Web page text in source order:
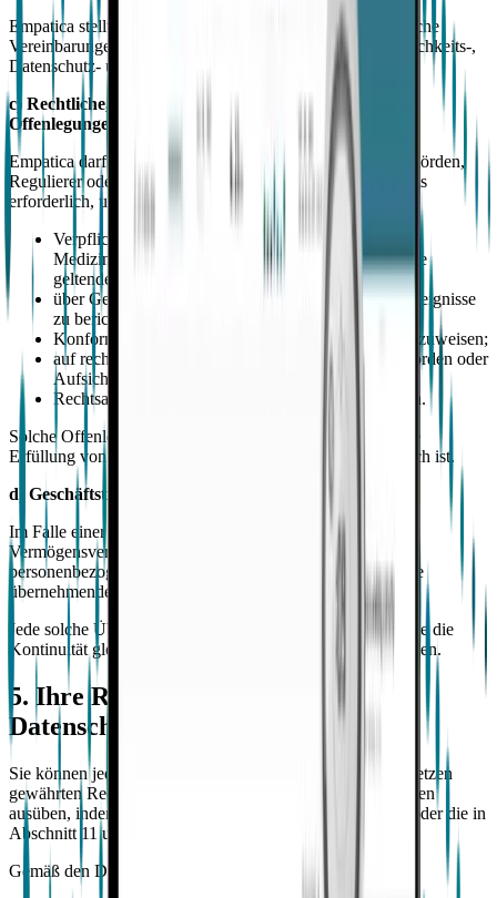
Empatica stellt sicher, dass alle Dienstleister durch schriftliche
Vereinbarungen gebunden sind, die angemessene Vertraulichkeits-,
Datenschutz- und Sicherheitsverpflichtungen auferlegen.
c) Rechtliche, aufsichtliche und sicherheitsbezogene
Offenlegungen
Empatica darf personenbezogene Daten an zuständige Behörden,
Regulierer oder andere öffentliche Stellen weitergeben, falls
erforderlich, um:
Verpflichtungen unter der EU-Verordnung über
Medizinprodukte (EU) 2017/745 (MDR) oder andere
geltende Gesetze einzuhalten;
über Gerätesicherheitsvorfälle oder unerwünschte Ereignisse
zu berichten oder diese zu untersuchen;
Konformität bei Regelaudits oder Inspektionen nachzuweisen;
auf rechtmäßige Anfragen von Strafverfolgungsbehörden oder
Aufsichtsbehörden zu reagieren; oder
Rechtsansprüche geltend zu machen oder auszuüben.
Solche Offenlegungen sind auf das beschränkt, was für die
Erfüllung von Empaticas Rechtsverpflichtungen erforderlich ist.
d) Geschäftstransaktionen
Im Falle einer Fusion, Übernahme, Umstrukturierung oder
Vermögensverkaufs, an dem Empatica beteiligt ist, können
personenbezogene Daten als Teil dieser Transaktion auf die
übernehmende oder Nachfolgeentität übertragen werden.
Jede solche Übertragung erfolgt nur unter Bedingungen, die die
Kontinuität gleichwertiger Datenschutzgarantien sicherstellen.
5. Ihre Rechte als Betroffener und
Datenschutzbeauftragter
Sie können jederzeit die Ihnen gemäß den Datenschutzgesetzen
gewährten Rechte bezüglich Ihrer personenbezogenen Daten
ausüben, indem Sie an privacy@empatica.com schreiben oder die in
Abschnitt 11 unten aufgeführten Kontaktdaten verwenden.
Gemäß den Datenschutzgesetzen haben Sie das Recht auf: